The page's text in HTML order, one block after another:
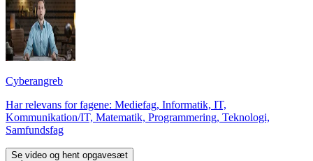
Cyberangreb
Har relevans for fagene: Mediefag, Informatik, IT,
Kommunikation/IT, Matematik, Programmering, Teknologi,
Samfundsfag
Se video og hent opgavesæt